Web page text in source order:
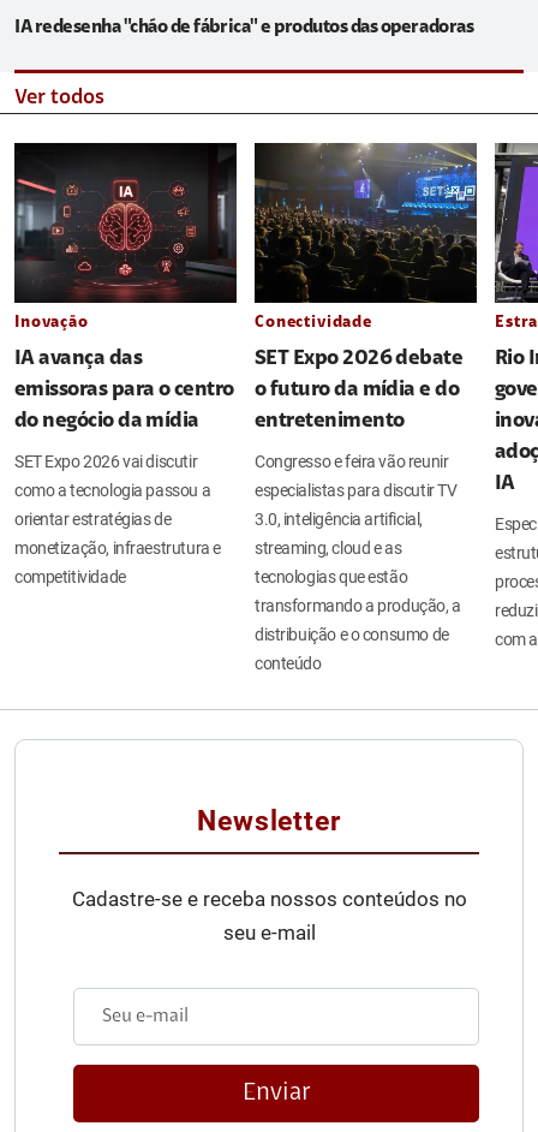
IA redesenha "chão de fábrica" e produtos das operadoras
Ver todos
Inovação
IA avança das
emissoras para o centro
do negócio da mídia
SET Expo 2026 vai discutir
como a tecnologia passou a
orientar estratégias de
monetização, infraestrutura e
competitividade
Conectividade
SET Expo 2026 debate
o futuro da mídia e do
entretenimento
Congresso e feira vão reunir
especialistas para discutir TV
3.0, inteligência artificial,
streaming, cloud e as
tecnologias que estão
transformando a produção, a
distribuição e o consumo de
conteúdo
Rio
IA
com
Newsletter
Cadastre-se e receba nossos conteúdos no
seu e-mail
Enviar